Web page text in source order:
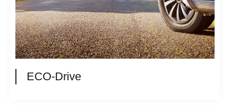
ECO-Drive